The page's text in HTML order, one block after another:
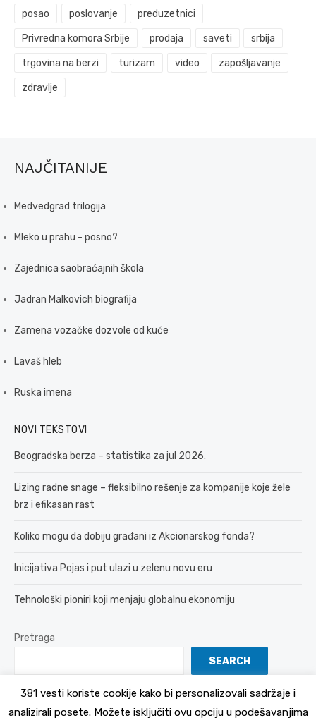
posao poslovanje preduzetnici
Privredna komora Srbije prodaja saveti srbija
trgovina na berzi turizam video zapošljavanje
zdravlje
NAJČITANIJE
Medvedgrad trilogija
Mleko u prahu - posno?
Zajednica saobraćajnih škola
Jadran Malkovich biografija
Zamena vozačke dozvole od kuće
Lavaš hleb
Ruska imena
NOVI TEKSTOVI
Beogradska berza – statistika za jul 2026.
Lizing radne snage – fleksibilno rešenje za kompanije koje žele
brz i efikasan rast
Koliko mogu da dobiju građani iz Akcionarskog fonda?
Inicijativa Pojas i put ulazi u zelenu novu eru
Tehnološki pioniri koji menjaju globalnu ekonomiju
Pretraga
SEARCH
381 vesti koriste cookije kako bi personalizovali sadržaje i
analizirali posete. Možete isključiti ovu opciju u podešavanjima